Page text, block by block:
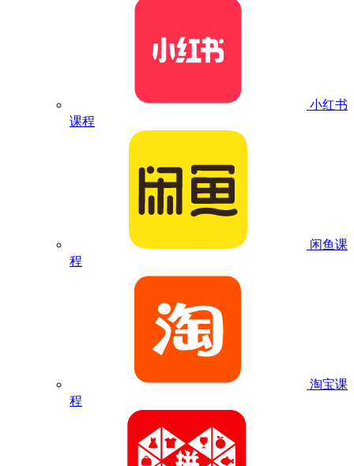
小红书
课程
闲鱼课
程
淘宝课
程